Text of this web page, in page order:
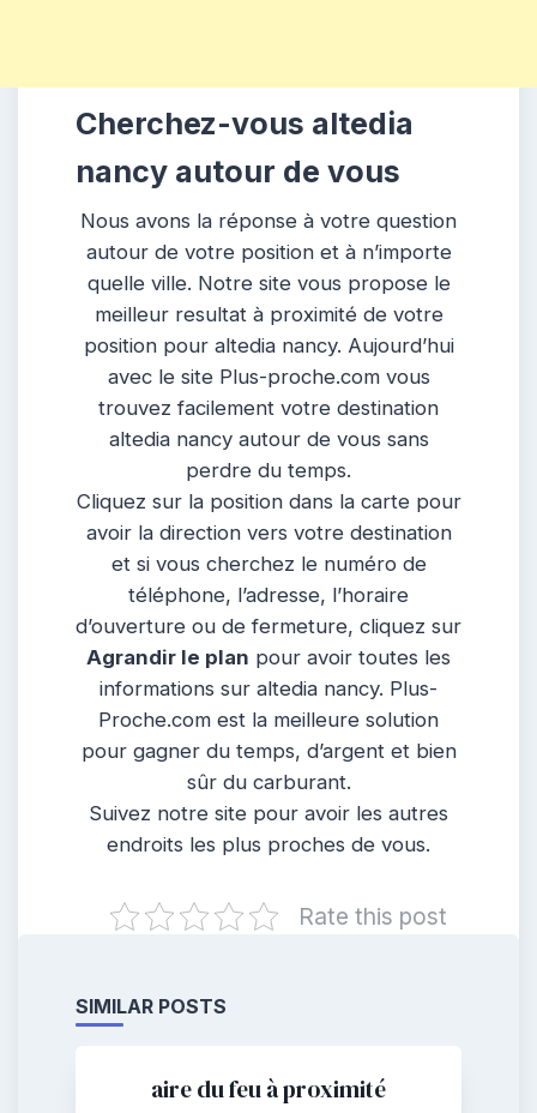
Cherchez-vous altedia
nancy autour de vous
Nous avons la réponse à votre question
autour de votre position et à n’importe
quelle ville. Notre site vous propose le
meilleur resultat à proximité de votre
position pour altedia nancy. Aujourd’hui
avec le site Plus-proche.com vous
trouvez facilement votre destination
altedia nancy autour de vous sans
perdre du temps.
Cliquez sur la position dans la carte pour
avoir la direction vers votre destination
et si vous cherchez le numéro de
téléphone, l’adresse, l’horaire
d’ouverture ou de fermeture, cliquez sur
Agrandir le plan pour avoir toutes les
informations sur altedia nancy. Plus-
Proche.com est la meilleure solution
pour gagner du temps, d’argent et bien
sûr du carburant.
Suivez notre site pour avoir les autres
endroits les plus proches de vous.
Rate this post
SIMILAR POSTS
aire du feu à proximité